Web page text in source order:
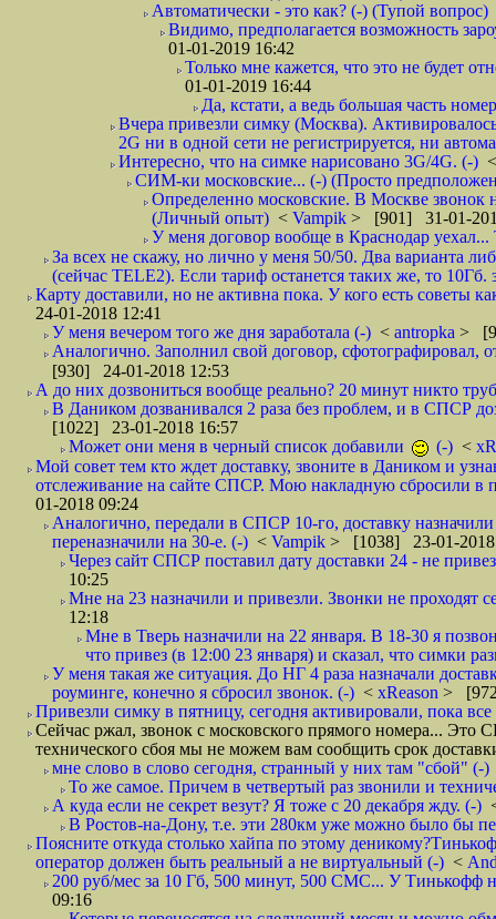
Автоматически - это как? (-) (Тупой вопрос)
Видимо, предполагается возможность
01-01-2019 16:42
Только мне кажется, что это не будет
01-01-2019 16:44
Да, кстати, а ведь большая часть
Вчера привезли симку (Москва).
2G ни в одной сети не регистрируется, ни
Интересно, что на симке нарисовано 3G/4G. (-)
СИМ-ки московские... (-) (Просто
Определенно московские. В Москве звонок
(Личный опыт) < Vampik > [901] 31-01-
У меня договор вообще в Краснодар
За всех не скажу, но лично у меня 50/50. Два варианта
(сейчас TELE2). Если тариф останется таких же, то
Карту доставили, но не активна пока. У кого есть советы
24-01-2018 12:41
У меня вечером того же дня заработала (-) < antropka >
Аналогично. Заполнил свой договор,
[930] 24-01-2018 12:53
А до них дозвониться вообще реально? 20 минут никто
В Даником дозванивался 2 раза без проблем, и в СПСР
[1022] 23-01-2018 16:57
Может они меня в черный список добавили
(-) <
Мой совет тем кто ждет доставку, звоните в Даником и
отслеживание на сайте СПСР. Мою накладную сбросили
01-2018 09:24
Аналогично, передали в СПСР 10-го, доставку
переназначили на 30-е. (-) < Vampik > [1038] 23-01-2018
Через сайт СПСР поставил дату доставки 24 - не
10:25
Мне на 23 назначили и привезли. Звонки не
12:18
Мне в Тверь назначили на 22 января. В 18-30 я
что привез (в 12:00 23 января) и сказал, что симки
У меня такая же ситуация. До НГ 4 раза назначали
роуминге, конечно я сбросил звонок. (-) < xReason >
Привезли симку в пятницу, сегодня активировали, пока
Сейчас ржал, звонок с московского прямого номера... Это
технического сбоя мы не можем вам сообщить срок
мне слово в слово сегодня, странный у них там "сбой" (-)
То же самое. Причем в четвертый раз звонили и
А куда если не секрет везут? Я тоже с 20 декабря жду. (-)
В Ростов-на-Дону, т.е. эти 280км уже можно было бы
Поясните откуда столько хайпа по этому
оператор должен быть реальный а не виртуальный (-) <
200 руб/мес за 10 Гб, 500 минут, 500 СМС... У Тинькофф
09:16